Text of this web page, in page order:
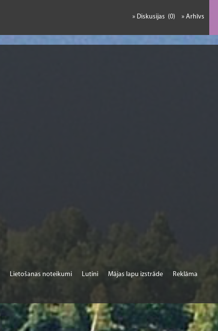
» Arhīvs
» Diskusijas (0)
Lietošanas noteikumi Lutini Mājas lapu izstrāde Reklāma